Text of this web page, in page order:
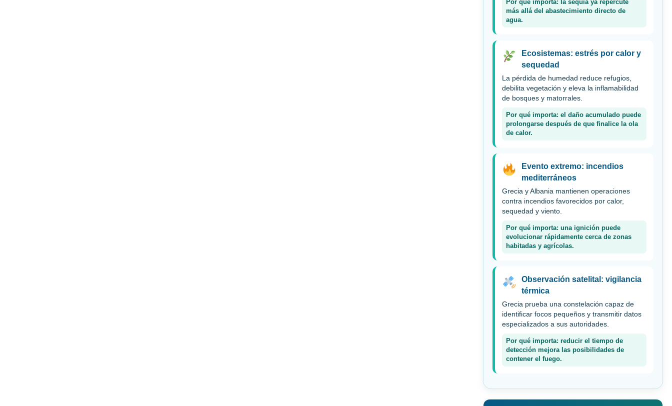
Por qué importa: la sequía ya repercute
más allá del abastecimiento directo de
agua.
Ecosistemas: estrés por calor y
sequedad
La pérdida de humedad reduce refugios,
debilita vegetación y eleva la inflamabilidad
de bosques y matorrales.
Por qué importa: el daño acumulado puede
prolongarse después de que finalice la ola
de calor.
Evento extremo: incendios
mediterráneos
Grecia y Albania mantienen operaciones
contra incendios favorecidos por calor,
sequedad y viento.
Por qué importa: una ignición puede
evolucionar rápidamente cerca de zonas
habitadas y agrícolas.
Observación satelital: vigilancia
térmica
Grecia prueba una constelación capaz de
identificar focos pequeños y transmitir datos
especializados a sus autoridades.
Por qué importa: reducir el tiempo de
detección mejora las posibilidades de
contener el fuego.